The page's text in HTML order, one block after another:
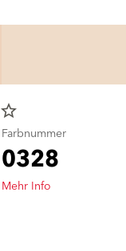
star_border
Farbnummer
0328
Mehr Info